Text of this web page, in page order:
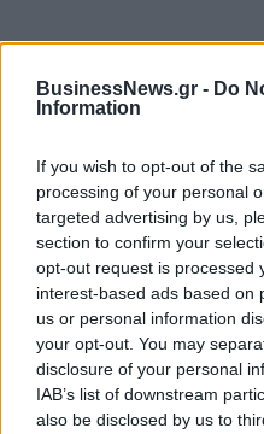
BusinessNews.gr - Do
Information
If you wish to opt-out of the
processing of your personal
targeted advertising by us,
section to confirm your
opt-out request is processed
interest-based ads based on
us or personal information
your opt-out. You may
disclosure of your personal
IAB’s list of downstream
also be disclosed by us to
του Αυγούστου
07/08/2026 - 08:54 ΕΛΛΑΔΑ
Υψηλός κίνδυνος
Κρήτη, Πελοπόννησο,
07/08/2026 - 08:30 ΕΛΛΑΔΑ
Άνοδος του πετρελαίου
για τα Στενά του Ορμούζ
07/08/2026 - 08:13 ΚΟΣΜΟΣ